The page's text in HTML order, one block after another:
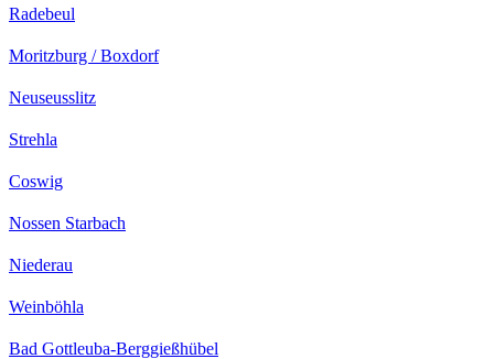
Radebeul
Moritzburg / Boxdorf
Neuseusslitz
Strehla
Coswig
Nossen Starbach
Niederau
Weinböhla
Bad Gottleuba-Berggießhübel